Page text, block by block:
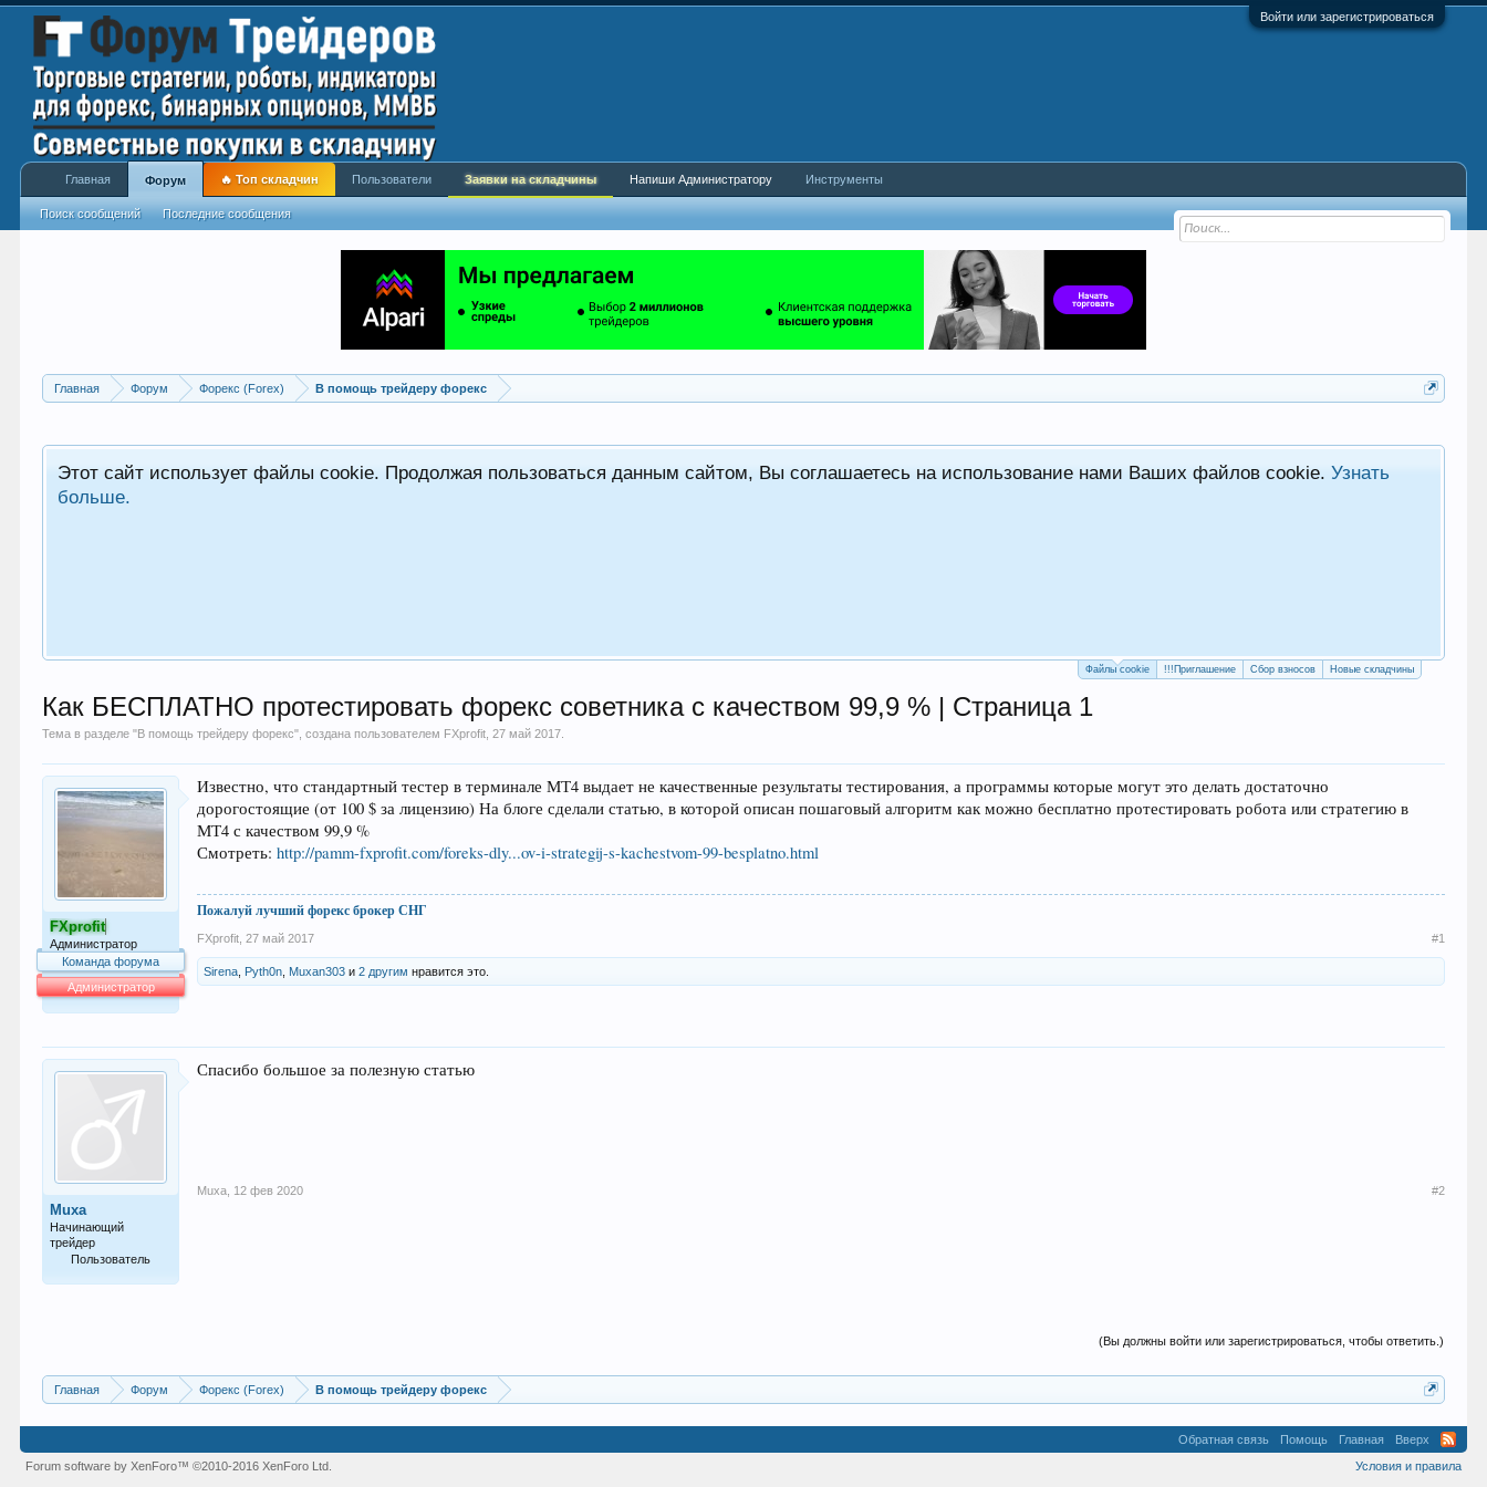
Войти или зарегистрироваться
Главная Форум Форекс (Forex) В помощь трейдеру форекс
Этот сайт использует файлы cookie. Продолжая пользоваться данным сайтом, Вы соглашаетесь на использование нами Ваших файлов cookie.Узнать
больше.
Файлы cookie !!!Приглашение Сбор взносов Новые складчины
Как БЕСПЛАТНО протестировать форекс советника с качеством 99,9 % | Страница 1
Тема в разделе "В помощь трейдеру форекс", создана пользователем FXprofit ,27 май 2017
FXprofit
Администратор
Команда форума
Администратор
Известно, что стандартный тестер в терминале МТ4 выдает не качественные результаты тестирования, а программы которые могут это делать достаточно
дорогостоящие (от 100 $ за лицензию) На блоге сделали статью, в которой описан пошаговый алгоритм как можно бесплатно протестировать робота или стратегию в
МТ4 с качеством 99,9 %
Смотреть:http://pamm-fxprofit.com/foreks-dly...ov-i-strategij-s-kachestvom-99-besplatno.html
Пожалуй лучший форекс брокер СНГ
FXprofit 27 май 2017 #1
Sirena Pyth0n Muxan303 и2 другим нравится это.
Muxa
Начинающий
трейдер
Пользователь
Спасибо большое за полезную статью
Muxa 12 фев 2020 #2
(Вы должны войти или зарегистрироваться, чтобы ответить.)
Главная Форум Форекс (Forex) В помощь трейдеру форекс
Главная Форум
Поиск сообщений Последние сообщения
🔥 Топ складчин Пользователи Заявки на складчины Напиши Администратору Инструменты
Обратная связь Помощь Главная
Вверх
Условия и правила
Forum software by XenForo™©2010-2016 XenForo Ltd.